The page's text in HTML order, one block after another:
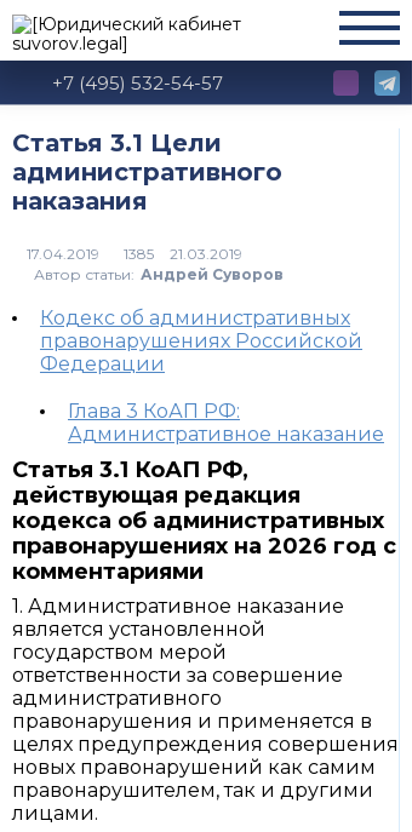
+7 (495) 532-54-57
Статья 3.1 Цели
административного
наказания
1385
Автор статьи: Андрей Суворов
Кодекс об административных
правонарушениях Российской
Федерации
Глава 3 КоАП РФ:
Административное наказание
Статья 3.1 КоАП РФ,
действующая редакция
кодекса об административных
правонарушениях на 2026 год с
комментариями
1. Административное наказание
является установленной
государством мерой
ответственности за совершение
административного
правонарушения и применяется в
целях предупреждения совершения
новых правонарушений как самим
правонарушителем, так и другими
лицами.